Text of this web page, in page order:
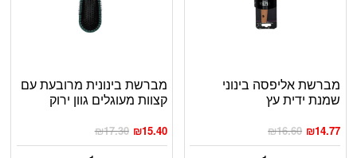
מברשת אליפסה בינוני
שמנת ידית עץ
₪16.60 ₪14.77
מברשת בינונית מרובעת עם
קצוות מעוגלים גוון ירוק
₪17.30 ₪15.40